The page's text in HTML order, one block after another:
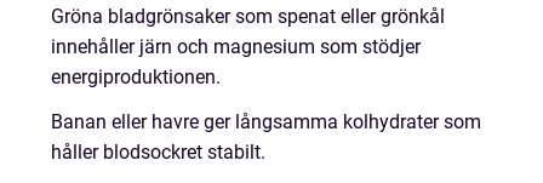
Gröna bladgrönsaker som spenat eller grönkål
innehåller järn och magnesium som stödjer
energiproduktionen.
Banan eller havre ger långsamma kolhydrater som
håller blodsockret stabilt.